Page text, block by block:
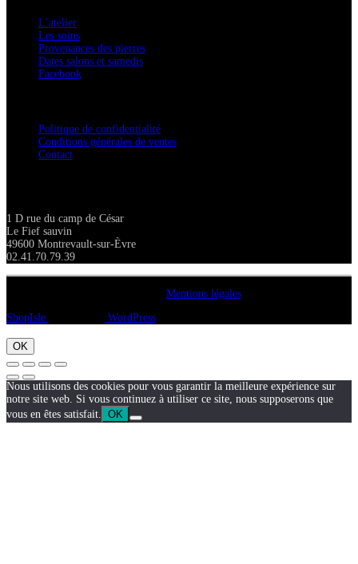
L’atelier
Les soins
Provenances des pierres
Dates salons et samedis
Facebook
Politique de confidentialité
Conditions générales de ventes
Contact
1 D rue du camp de César
Le Fief sauvin
49600 Montrevault-sur-Èvre
02.41.70.79.39
Mentions légales
ShopIsle
WordPress
OK
Nous utilisons des cookies pour vous garantir la meilleure expérience sur
notre site web. Si vous continuez à utiliser ce site, nous supposerons que
vous en êtes satisfait.
OK